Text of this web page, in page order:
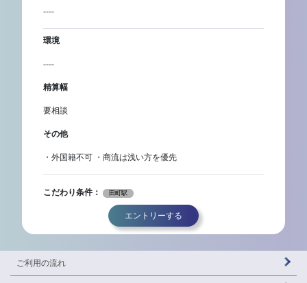
----
環境
----
精算幅
要相談
その他
・外国籍不可 ・商流は浅い方を優先
こだわり条件： 田町駅
エントリーする
ご利用の流れ